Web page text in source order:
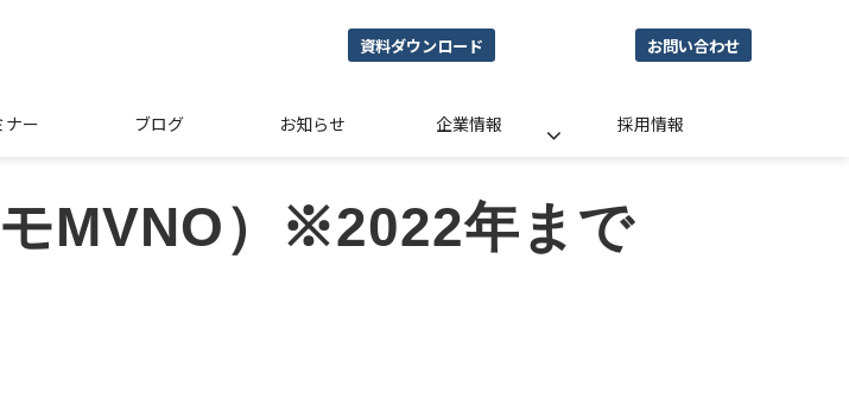
資料ダウンロード お問い合わせ
ナー ブログ お知らせ 企業情報 採用情報
MVNO）※2022年まで